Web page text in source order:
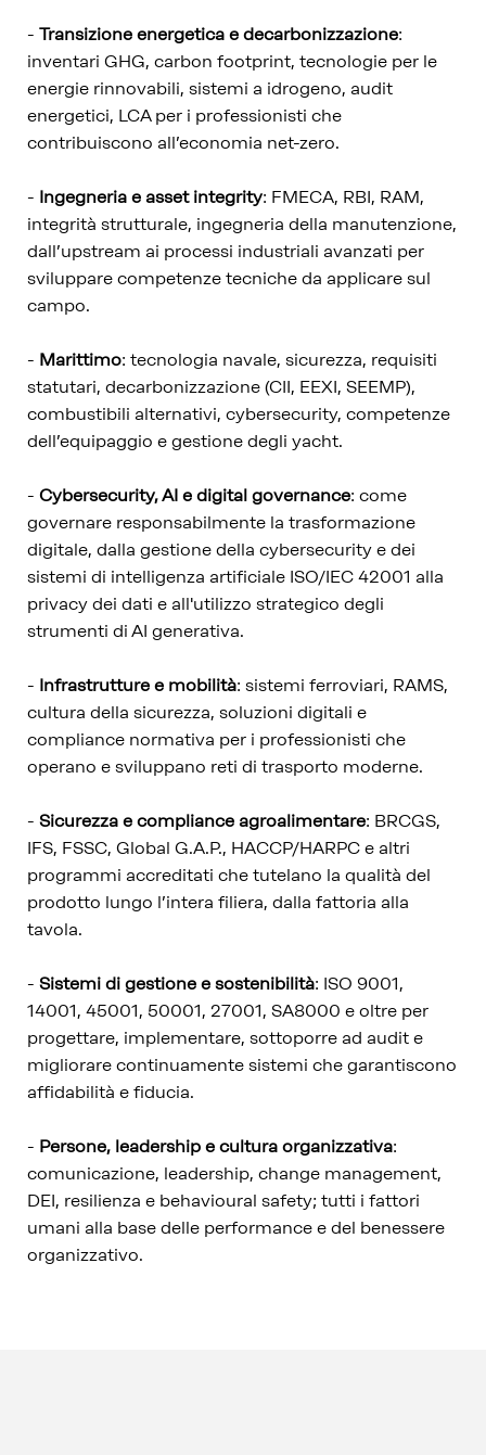
- Transizione energetica e decarbonizzazione:
inventari GHG, carbon footprint, tecnologie per le
energie rinnovabili, sistemi a idrogeno, audit
energetici, LCA per i professionisti che
contribuiscono all’economia net-zero.
- Ingegneria e asset integrity: FMECA, RBI, RAM,
integrità strutturale, ingegneria della manutenzione,
dall’upstream ai processi industriali avanzati per
sviluppare competenze tecniche da applicare sul
campo.
- Marittimo: tecnologia navale, sicurezza, requisiti
statutari, decarbonizzazione (CII, EEXI, SEEMP),
combustibili alternativi, cybersecurity, competenze
dell’equipaggio e gestione degli yacht.
- Cybersecurity, AI e digital governance: come
governare responsabilmente la trasformazione
digitale, dalla gestione della cybersecurity e dei
sistemi di intelligenza artificiale ISO/IEC 42001 alla
privacy dei dati e all'utilizzo strategico degli
strumenti di AI generativa.
- Infrastrutture e mobilità: sistemi ferroviari, RAMS,
cultura della sicurezza, soluzioni digitali e
compliance normativa per i professionisti che
operano e sviluppano reti di trasporto moderne.
- Sicurezza e compliance agroalimentare: BRCGS,
IFS, FSSC, Global G.A.P., HACCP/HARPC e altri
programmi accreditati che tutelano la qualità del
prodotto lungo l’intera filiera, dalla fattoria alla
tavola.
- Sistemi di gestione e sostenibilità: ISO 9001,
14001, 45001, 50001, 27001, SA8000 e oltre per
progettare, implementare, sottoporre ad audit e
migliorare continuamente sistemi che garantiscono
affidabilità e fiducia.
- Persone, leadership e cultura organizzativa:
comunicazione, leadership, change management,
DEI, resilienza e behavioural safety; tutti i fattori
umani alla base delle performance e del benessere
organizzativo.